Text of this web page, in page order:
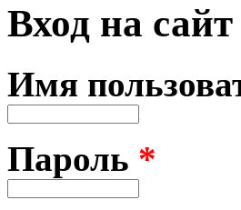
Вход на сайт
Имя
Пароль *